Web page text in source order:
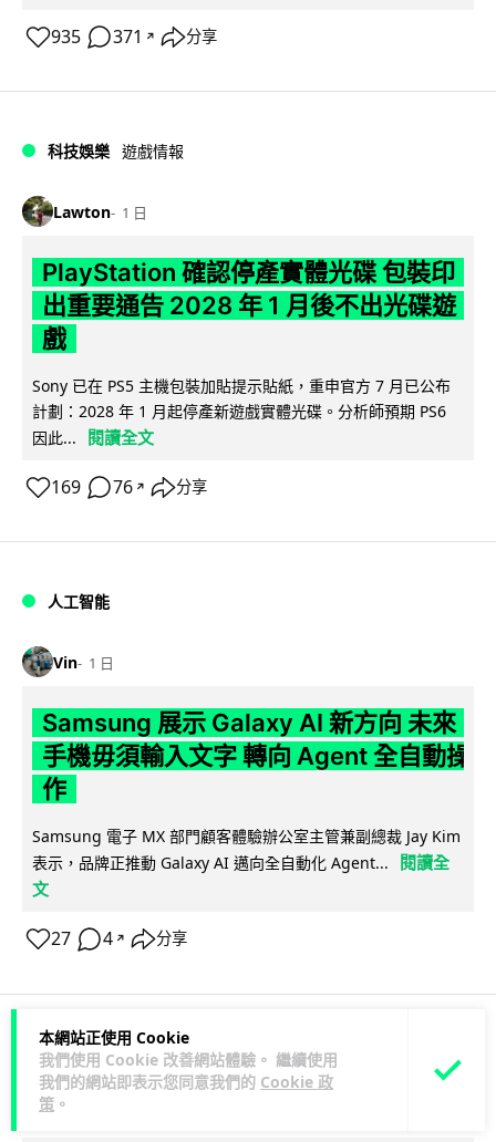
本網站正使用 Cookie
我們使用 Cookie 改善網站體驗。 繼續使用
我們的網站即表示您同意我們的 Cookie 政
策 。
935 371 ↗ 分享
科技娛樂 遊戲情報
Lawton 1 日
PlayStation 確認停產實體光碟 包裝印
出重要通告 2028 年 1 月後不出光碟遊
戲
Sony 已在 PS5 主機包裝加貼提示貼紙，重申官方 7 月已公布
計劃：2028 年 1 月起停產新遊戲實體光碟。分析師預期 PS6
因此...
閱讀全文
169 76 ↗ 分享
人工智能
Vin 1 日
Samsung 展示 Galaxy AI 新方向 未來
手機毋須輸入文字 轉向 Agent 全自動操
作
Samsung 電子 MX 部門顧客體驗辦公室主管兼副總裁 Jay Kim
表示，品牌正推動 Galaxy AI 邁向全自動化 Agent...
閱讀全
文
27 4 ↗ 分享
科技娛樂 生活娛樂 城中熱話
Lawton